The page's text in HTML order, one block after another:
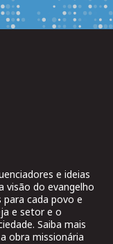
e ideias
visão do evangelho
para cada povo e
e setor e o
Saiba mais
obra missionária